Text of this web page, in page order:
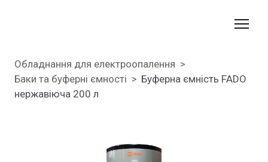
Обладнання для електроопалення
Баки та буферні ємності
Буферна ємність FADO
нержавіюча 200 л